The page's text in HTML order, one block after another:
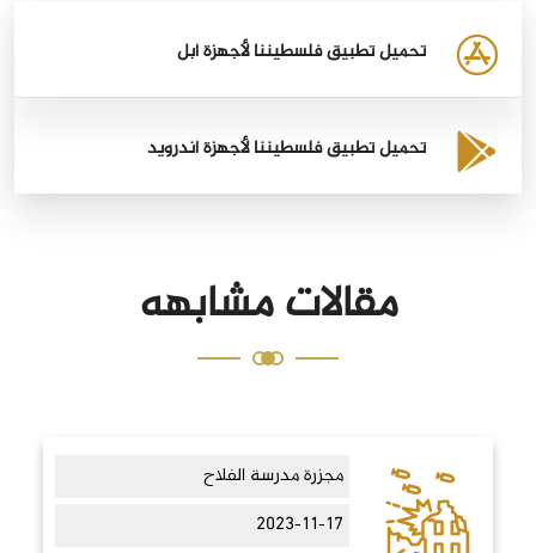
تحميل تطبيق فلسطيننا لأجهزة أبل
تحميل تطبيق فلسطيننا لأجهزة أندرويد
مقالات مشابهه
مجزرة مدرسة الفلاح
2023-11-17